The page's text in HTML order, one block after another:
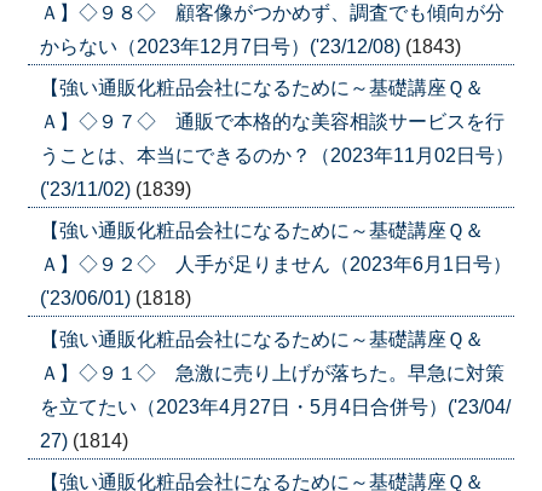
Ａ】◇９８◇ 顧客像がつかめず、調査でも傾向が分
からない（2023年12月7日号）('23/12/08) (1843)
【強い通販化粧品会社になるために～基礎講座Ｑ＆
Ａ】◇９７◇ 通販で本格的な美容相談サービスを行
うことは、本当にできるのか？（2023年11月02日号）
('23/11/02) (1839)
【強い通販化粧品会社になるために～基礎講座Ｑ＆
Ａ】◇９２◇ 人手が足りません（2023年6月1日号）
('23/06/01) (1818)
【強い通販化粧品会社になるために～基礎講座Ｑ＆
Ａ】◇９１◇ 急激に売り上げが落ちた。早急に対策
を立てたい（2023年4月27日・5月4日合併号）('23/04/
27) (1814)
【強い通販化粧品会社になるために～基礎講座Ｑ＆